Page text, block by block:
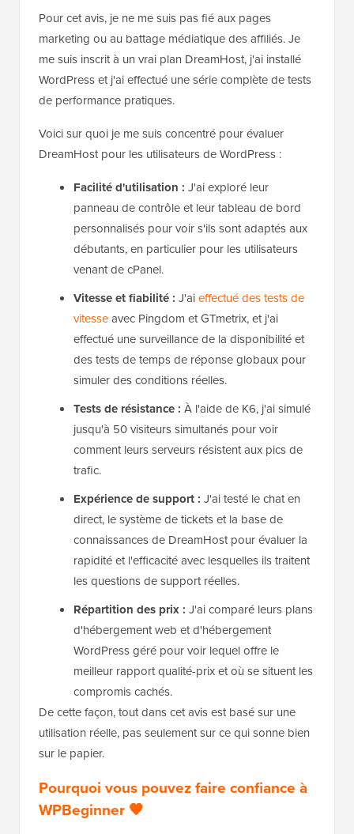
Pour cet avis, je ne me suis pas fié aux pages
marketing ou au battage médiatique des affiliés. Je
me suis inscrit à un vrai plan DreamHost, j'ai installé
WordPress et j'ai effectué une série complète de tests
de performance pratiques.
Voici sur quoi je me suis concentré pour évaluer
DreamHost pour les utilisateurs de WordPress :
Facilité d'utilisation : J'ai exploré leur
panneau de contrôle et leur tableau de bord
personnalisés pour voir s'ils sont adaptés aux
débutants, en particulier pour les utilisateurs
venant de cPanel.
Vitesse et fiabilité : J'aieffectué des tests de
vitesseavec Pingdom et GTmetrix, et j'ai
effectué une surveillance de la disponibilité et
des tests de temps de réponse globaux pour
simuler des conditions réelles.
Tests de résistance : À l'aide de K6, j'ai simulé
jusqu'à 50 visiteurs simultanés pour voir
comment leurs serveurs résistent aux pics de
trafic.
Expérience de support : J'ai testé le chat en
direct, le système de tickets et la base de
connaissances de DreamHost pour évaluer la
rapidité et l'efficacité avec lesquelles ils traitent
les questions de support réelles.
Répartition des prix : J'ai comparé leurs plans
d'hébergement web et d'hébergement
WordPress géré pour voir lequel offre le
meilleur rapport qualité-prix et où se situent les
compromis cachés.
De cette façon, tout dans cet avis est basé sur une
utilisation réelle, pas seulement sur ce qui sonne bien
sur le papier.
Pourquoi vous pouvez faire confiance à
WPBeginner 🧡